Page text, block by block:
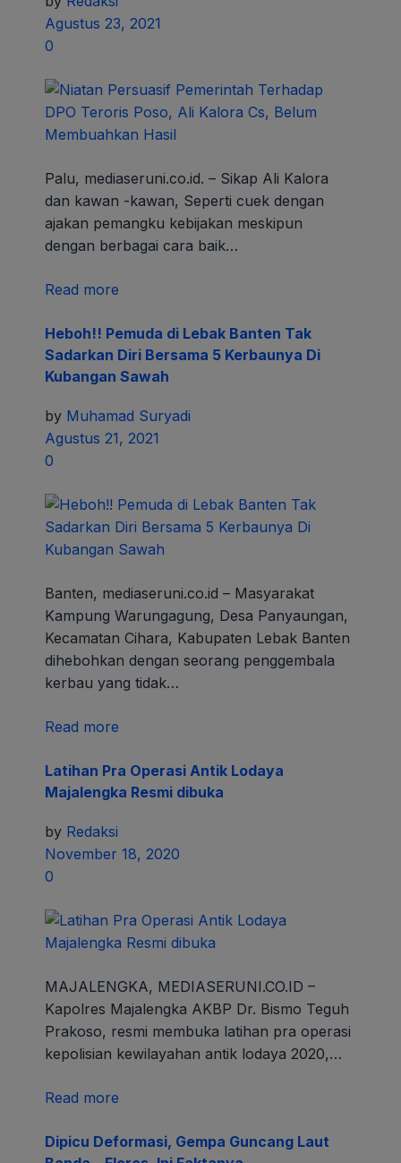
Agustus 23, 2021
0
Palu, mediaseruni.co.id. – Sikap Ali Kalora
dan kawan -kawan, Seperti cuek dengan
ajakan pemangku kebijakan meskipun
dengan berbagai cara baik…
Read more
Heboh!! Pemuda di Lebak Banten Tak
Sadarkan Diri Bersama 5 Kerbaunya Di
Kubangan Sawah
by Muhamad Suryadi
Agustus 21, 2021
0
Banten, mediaseruni.co.id – Masyarakat
Kampung Warungagung, Desa Panyaungan,
Kecamatan Cihara, Kabupaten Lebak Banten
dihebohkan dengan seorang penggembala
kerbau yang tidak…
Read more
Latihan Pra Operasi Antik Lodaya
Majalengka Resmi dibuka
by Redaksi
November 18, 2020
0
MAJALENGKA, MEDIASERUNI.CO.ID –
Kapolres Majalengka AKBP Dr. Bismo Teguh
Prakoso, resmi membuka latihan pra operasi
kepolisian kewilayahan antik lodaya 2020,…
Read more
Dipicu Deformasi, Gempa Guncang Laut